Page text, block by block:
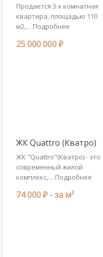
Продается 3-х комнатная
квартира, площадью 110
м2,… Подробнее
25 000 000 ₽
ЖК Quattro (Кватро)
ЖК "Quattro"(Кватро) - это
современный жилой
комплекс,… Подробнее
74 000 ₽ -за м²